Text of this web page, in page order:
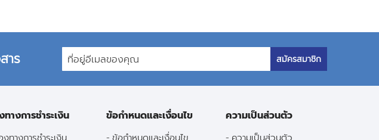
โปรด
าร สมัครสมาชิก
างการชำระเงิน ข้อกำหนดและเงื่อนไข ความเป็นส่วนตัว